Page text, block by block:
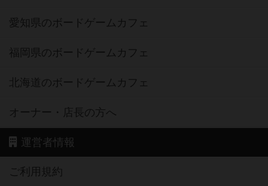
愛知県のボードゲームカフェ
福岡県のボードゲームカフェ
北海道のボードゲームカフェ
オーナー・店長の方へ
運営者情報
ご利用規約